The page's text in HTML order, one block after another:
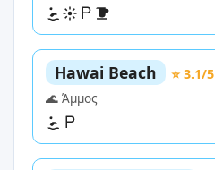
Hawai Beach
⭐ 3.1/5
🌊 Άμμος